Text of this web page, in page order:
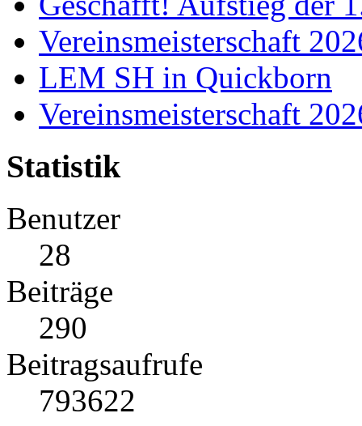
Vereinsmeisterschaft
LEM SH in Quickborn
Vereinsmeisterschaft
Statistik
Benutzer
28
Beiträge
290
Beitragsaufrufe
793622